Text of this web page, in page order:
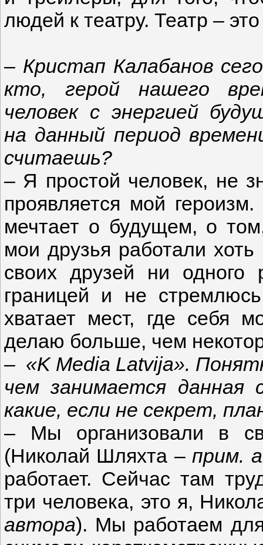
людей к театру. Театр –
– Кристап Калабанов
кто, герой нашего
человек с энергией
на данный период
считаешь?
– Я простой человек, не
проявляется мой
мечтает о будущем, о
мои друзья работали
своих друзей ни
границей и не
хватает мест, где себя
делаю больше, чем
– «K Media Latvija».
чем занимается данная
какие, если не секрет,
– Мы организовали в
(Николай Шляхта –прим.
работает. Сейчас там
три человека, это я,
автора). Мы работаем